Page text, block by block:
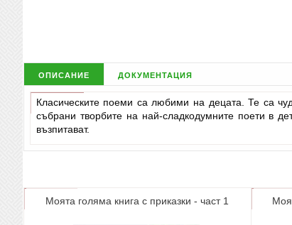
описание документация
Класическите поеми са любими на децата. Те са
събрани творбите на най-сладкодумните поети в
възпитават.
Моята голяма книга с приказки - част 1